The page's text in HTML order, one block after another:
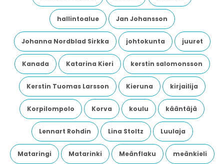
hallintoalue Jan Johansson
Johanna Nordblad Sirkka johtokunta juuret
Kanada Katarina Kieri kerstin salomonsson
Kerstin Tuomas Larsson Kieruna kirjailija
Korpilompolo Korva koulu kääntäjä
Lennart Rohdin Lina Stoltz Luulaja
Mataringi Matarinki Meänflaku meänkieli